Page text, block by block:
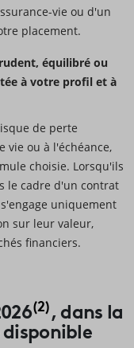
vie ou d'un
placement.
équilibré ou
à votre profil et à
de perte
vie ou à l'échéance,
choisie. Lorsqu'ils
le cadre d'un contrat
uniquement
sur leur valeur,
financiers.
(2), dans la